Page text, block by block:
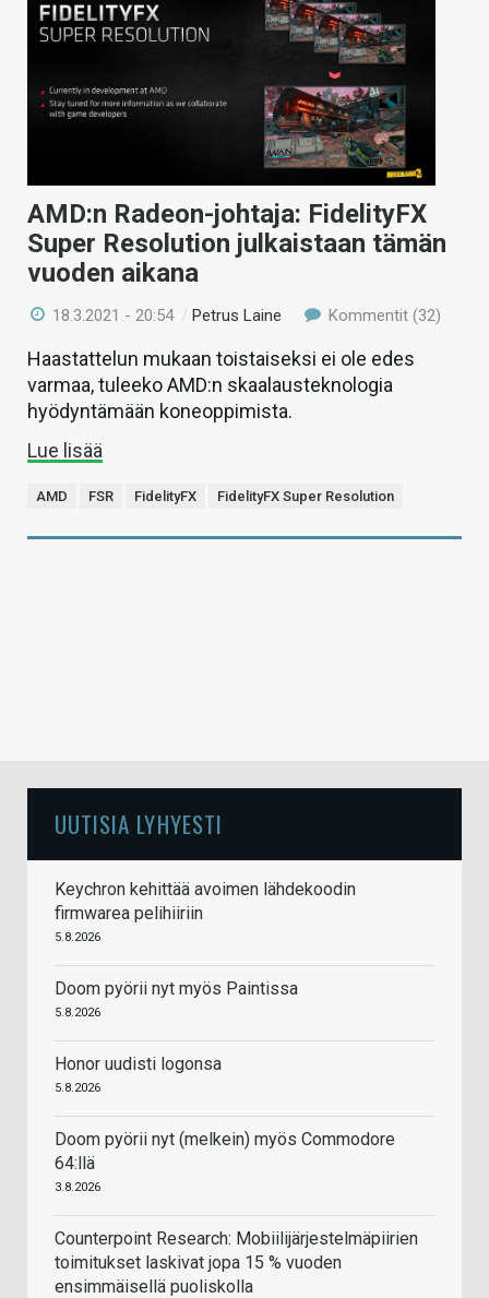
AMD:n Radeon-johtaja: FidelityFX
Super Resolution julkaistaan tämän
vuoden aikana
18.3.2021 - 20:54 /Petrus Laine Kommentit (32)
Haastattelun mukaan toistaiseksi ei ole edes
varmaa, tuleeko AMD:n skaalausteknologia
hyödyntämään koneoppimista.
Lue lisää
AMD FSR FidelityFX FidelityFX Super Resolution
UUTISIA LYHYESTI
Keychron kehittää avoimen lähdekoodin
firmwarea pelihiiriin
5.8.2026
Doom pyörii nyt myös Paintissa
5.8.2026
Honor uudisti logonsa
5.8.2026
Doom pyörii nyt (melkein) myös Commodore
64:llä
3.8.2026
Counterpoint Research: Mobiilijärjestelmäpiirien
toimitukset laskivat jopa 15 % vuoden
ensimmäisellä puoliskolla